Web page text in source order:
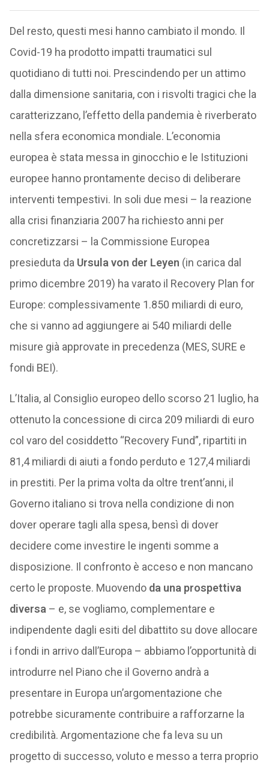
Del resto, questi mesi hanno cambiato il mondo. Il
Covid-19 ha prodotto impatti traumatici sul
quotidiano di tutti noi. Prescindendo per un attimo
dalla dimensione sanitaria, con i risvolti tragici che la
caratterizzano, l’effetto della pandemia è riverberato
nella sfera economica mondiale. L’economia
europea è stata messa in ginocchio e le Istituzioni
europee hanno prontamente deciso di deliberare
interventi tempestivi. In soli due mesi – la reazione
alla crisi finanziaria 2007 ha richiesto anni per
concretizzarsi – la Commissione Europea
presieduta da Ursula von der Leyen (in carica dal
primo dicembre 2019) ha varato il Recovery Plan for
Europe: complessivamente 1.850 miliardi di euro,
che si vanno ad aggiungere ai 540 miliardi delle
misure già approvate in precedenza (MES, SURE e
fondi BEI).
L’Italia, al Consiglio europeo dello scorso 21 luglio, ha
ottenuto la concessione di circa 209 miliardi di euro
col varo del cosiddetto “Recovery Fund”, ripartiti in
81,4 miliardi di aiuti a fondo perduto e 127,4 miliardi
in prestiti. Per la prima volta da oltre trent’anni, il
Governo italiano si trova nella condizione di non
dover operare tagli alla spesa, bensì di dover
decidere come investire le ingenti somme a
disposizione. Il confronto è acceso e non mancano
certo le proposte. Muovendo da una prospettiva
diversa – e, se vogliamo, complementare e
indipendente dagli esiti del dibattito su dove allocare
i fondi in arrivo dall’Europa – abbiamo l’opportunità di
introdurre nel Piano che il Governo andrà a
presentare in Europa un’argomentazione che
potrebbe sicuramente contribuire a rafforzarne la
credibilità. Argomentazione che fa leva su un
progetto di successo, voluto e messo a terra proprio